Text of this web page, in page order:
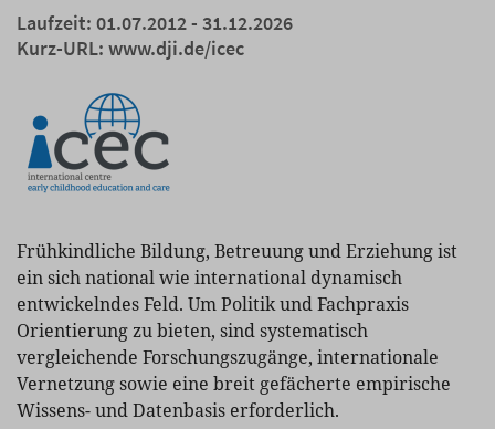
Laufzeit: 01.07.2012 - 31.12.2026
Kurz-URL: www.dji.de/icec
Frühkindliche Bildung, Betreuung und Erziehung ist
ein sich national wie international dynamisch
entwickelndes Feld. Um Politik und Fachpraxis
Orientierung zu bieten, sind systematisch
vergleichende Forschungszugänge, internationale
Vernetzung sowie eine breit gefächerte empirische
Wissens- und Datenbasis erforderlich.